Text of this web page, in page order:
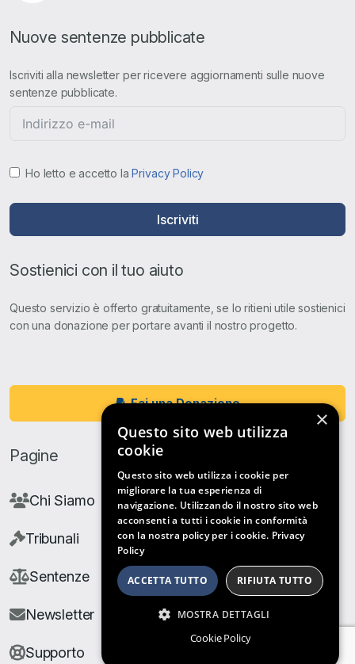
Nuove sentenze pubblicate
Iscriviti alla newsletter per ricevere aggiornamenti sulle nuove
sentenze pubblicate.
Ho letto e accetto laPrivacy Policy
Iscriviti
Sostienici con il tuo aiuto
Questo servizio è offerto gratuitamente, se lo ritieni utile sostienici
con una donazione per portare avanti il nostro progetto.
Fai una Donazione
Pagine
Chi Siamo
Tribunali
Sentenze
Newsletter
Supporto
×
Questo sito web utilizza
cookie
Questo sito web utilizza i cookie per
migliorare la tua esperienza di
navigazione. Utilizzando il nostro sito web
acconsenti a tutti i cookie in conformità
con la nostra policy per i cookie. Privacy
Policy
ACCETTA TUTTO RIFIUTA TUTTO
MOSTRA DETTAGLI
Cookie Policy